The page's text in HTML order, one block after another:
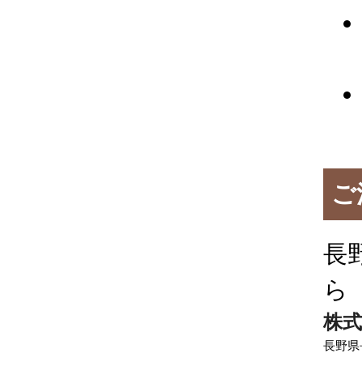
長
ら
株
長野